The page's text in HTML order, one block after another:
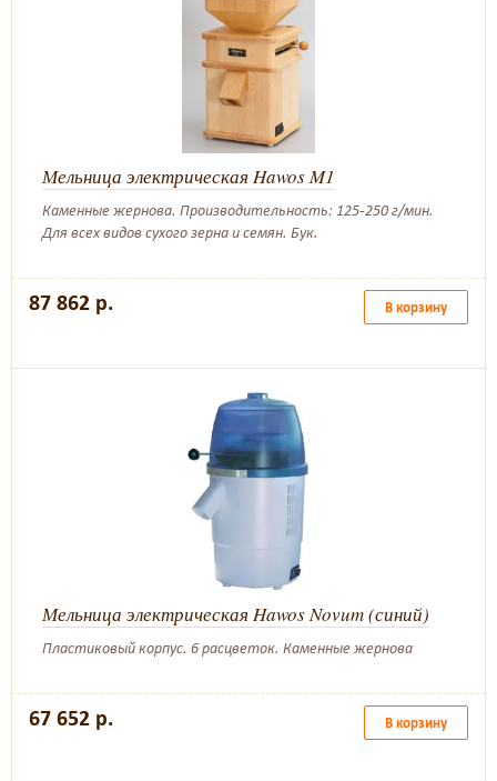
Мельница электрическая Hawos M1
Каменные жернова. Производительность: 125-250 г/мин.
Для всех видов сухого зерна и семян. Бук.
87 862 р. В корзину
Мельница электрическая Hawos Novum (синий)
Пластиковый корпус. 6 расцветок. Каменные жернова
67 652 р. В корзину